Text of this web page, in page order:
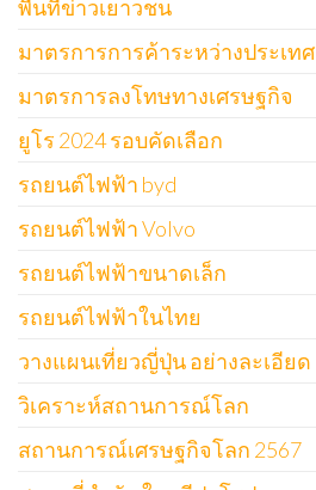
พื้นที่ข่าวเยาวชน
มาตรการการค้าระหว่างประเทศ
มาตรการลงโทษทางเศรษฐกิจ
ยูโร 2024 รอบคัดเลือก
รถยนต์ไฟฟ้า byd
รถยนต์ไฟฟ้า Volvo
รถยนต์ไฟฟ้าขนาดเล็ก
รถยนต์ไฟฟ้าในไทย
วางแผนเที่ยวญี่ปุ่น อย่างละเอียด
วิเคราะห์สถานการณ์โลก
สถานการณ์เศรษฐกิจโลก 2567